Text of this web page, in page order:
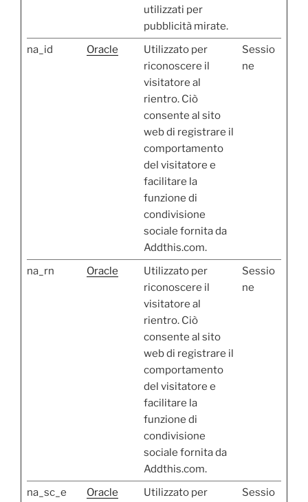
utilizzati per
pubblicità mirate.
na_id Oracle
Utilizzato per
riconoscere il
visitatore al
rientro. Ciò
consente al sito
web di registrare il
comportamento
del visitatore e
facilitare la
funzione di
condivisione
sociale fornita da
Addthis.com.
Sessio
ne
na_rn Oracle
Utilizzato per
riconoscere il
visitatore al
rientro. Ciò
consente al sito
web di registrare il
comportamento
del visitatore e
facilitare la
funzione di
condivisione
sociale fornita da
Addthis.com.
Sessio
ne
na_sc_e Oracle Utilizzato per Sessio